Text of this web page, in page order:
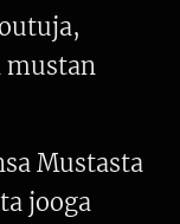
mustan
Mustasta
jooga